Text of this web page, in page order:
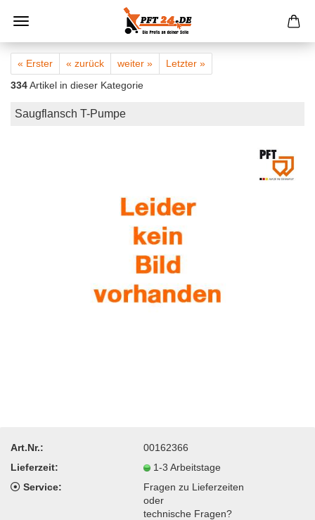
« Erster « zurück weiter »
Letzter »
334Artikel in dieser Kategorie
Saugflansch T-Pumpe
Art.Nr.:
00162366
Lieferzeit:
1-3 Arbeitstage
Service:
Fragen zu Lieferzeiten
oder
technische Fragen?